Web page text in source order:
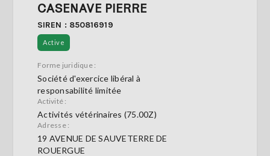
CASENAVE PIERRE
SIREN : 850816919
Active
Forme juridique :
Société d'exercice libéral à
responsabilité limitée
Activité :
Activités vétérinaires (75.00Z)
Adresse :
19 AVENUE DE SAUVETERRE DE
ROUERGUE